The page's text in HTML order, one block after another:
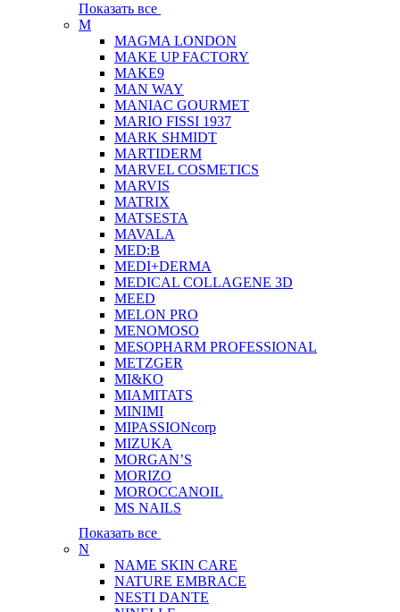
Показать все
M
MAGMA LONDON
MAKE UP FACTORY
MAKE9
MAN WAY
MANIAC GOURMET
MARIO FISSI 1937
MARK SHMIDT
MARTIDERM
MARVEL COSMETICS
MARVIS
MATRIX
MATSESTA
MAVALA
MED:B
MEDI+DERMA
MEDICAL COLLAGENE 3D
MEED
MELON PRO
MENOMOSO
MESOPHARM PROFESSIONAL
METZGER
MI&KO
MIAMITATS
MINIMI
MIPASSIONcorp
MIZUKA
MORGAN’S
MORIZO
MOROCCANOIL
MS NAILS
Показать все
N
NAME SKIN CARE
NATURE EMBRACE
NESTI DANTE